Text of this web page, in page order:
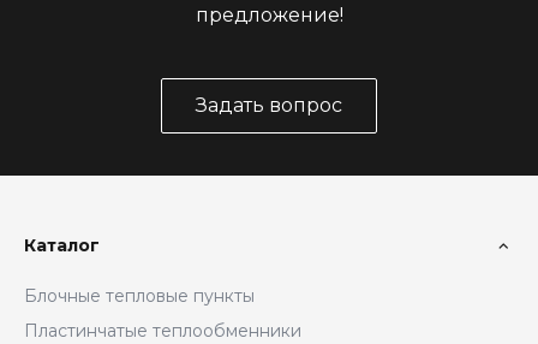
предложение!
Задать вопрос
Каталог
Блочные тепловые пункты
Пластинчатые теплообменники